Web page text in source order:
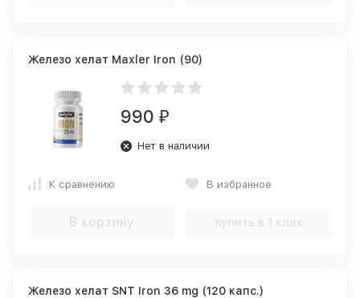
Железо хелат Maxler Iron (90)
990 ₽
Нет в наличии
К сравнению В избранное
В корзину Купить в 1 клик
Железо хелат SNT Iron 36 mg (120 капс.)